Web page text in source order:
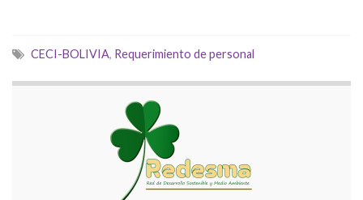
CECI-BOLIVIA, Requerimiento de personal